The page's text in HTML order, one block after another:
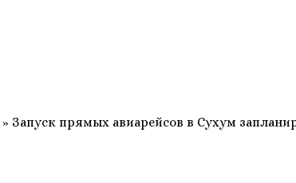
» Запуск прямых авиарейсов в Сухум